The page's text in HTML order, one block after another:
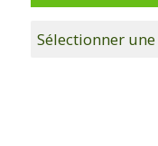
Catégories